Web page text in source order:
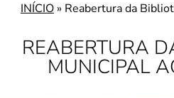
REABERTURA
MUNICIPAL
INÍCIO » Reabertura da